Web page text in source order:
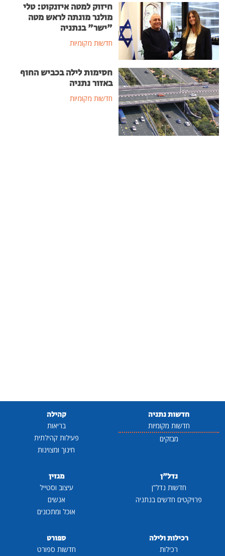
חיזוק למטה איזנקוט: טלי
מולנר מונתה לראש מטה
"ישר" בנתניה
חדשות מקומיות
חסימות לילה בכביש החוף
באזור נתניה
חדשות מקומיות
חדשות נתניה
חדשות מקומיות
מבזקים
קהילה
בריאות
פעילות קהילתית
חינוך ומצוינות
נדל"ן
חדשות נדל"ן
פרויקטים חדשים בנתניה
מגזין
עיצוב וסטייל
אנשים
אוכל ומתכונים
רכילות ולילה
רכילות
ספורט
חדשות ספורט